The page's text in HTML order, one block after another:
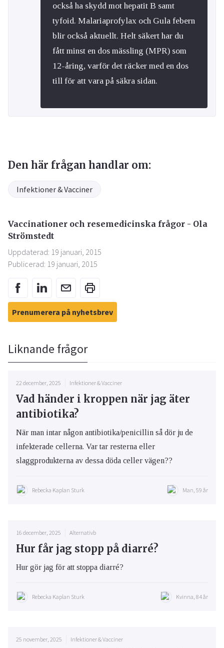
också ha skydd mot hepatit B samt
tyfoid. Malariaprofylax och Gula febern
blir också aktuellt. Helt säkert har du
fått minst en dos mässling (MPR) som
12-åring, varför det räcker med en dos
till för att vara på säkra sidan.
Den här frågan handlar om:
Infektioner & Vacciner
Vaccinationer och resemedicinska frågor - Ola
Strömstedt
Uppdaterad: 19 januari, 2015
Publicerad: 19 januari, 2015
Prenumerera på nyhetsbrev
Liknande frågor
22 december, 2025 Infektioner & Vacciner
Vad händer i kroppen när jag äter
antibiotika?
När man intar någon antibiotika/penicillin så dör ju de
infekterade cellerna. Var tar resterna eller
slaggprodukterna av dessa döda celler vägen??
Rebecka Kaplan Sturk Man, 59 år
16 december, 2025 Alternativb
Hur får jag stopp på diarré?
Hur gör jag för att stoppa diarré?
Rebecka Kaplan Sturk Kvinna, 84 år
25 november, 2025 Infektioner & Vacciner